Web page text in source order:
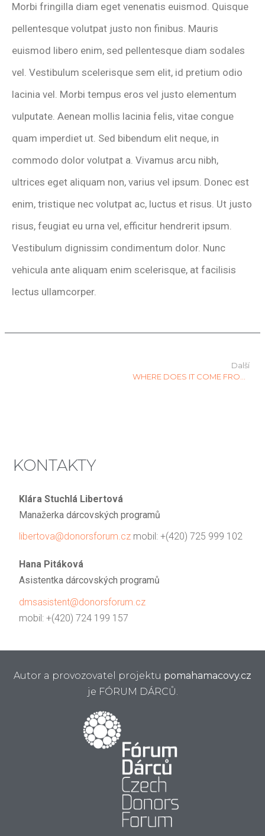
Morbi fringilla diam eget venenatis euismod. Quisque
pellentesque volutpat justo non finibus. Mauris
euismod libero enim, sed pellentesque diam sodales
vel. Vestibulum scelerisque sem elit, id pretium odio
lacinia vel. Morbi tempus eros vel justo elementum
vulputate. Aenean mollis lacinia felis, vitae congue
quam imperdiet ut. Sed bibendum elit neque, in
commodo dolor volutpat a. Vivamus arcu nibh,
ultrices eget aliquam non, varius vel ipsum. Donec est
enim, tristique nec volutpat ac, luctus et risus. Ut justo
risus, feugiat eu urna vel, efficitur hendrerit ipsum.
Vestibulum dignissim condimentum dolor. Nunc
vehicula ante aliquam enim scelerisque, at facilisis
lectus ullamcorper.
Další
KONTAKTY
Klára Stuchlá Libertová
Manažerka dárcovských programů
libertova@donorsforum.cz mobil: +(420) 725 999 102
Hana Pitáková
Asistentka dárcovských programů
dmsasistent@donorsforum.cz
mobil: +(420) 724 199 157
Autor a provozovatel projektu pomahamacovy.cz
je FÓRUM DÁRCŮ.